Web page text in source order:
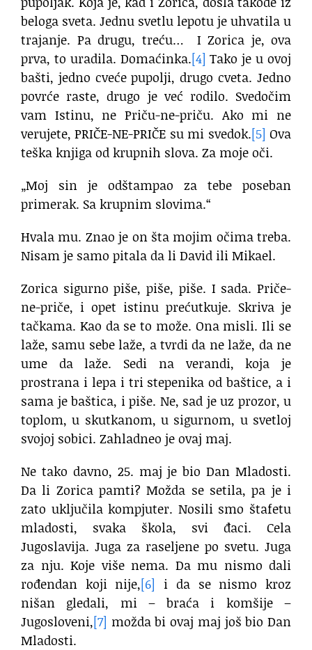
beloga sveta. Jednu svetlu lepotu je uhvatila u
trajanje. Pa drugu, treću… I Zorica je, ova
prva, to uradila. Domaćinka.[4] Tako je u ovoj
bašti, jedno cveće pupolji, drugo cveta. Jedno
povrće raste, drugo je već rodilo. Svedočim
vam Istinu, ne Priču-ne-priču. Ako mi ne
verujete, PRIČE-NE-PRIČE su mi svedok.[5] Ova
teška knjiga od krupnih slova. Za moje oči.
„Moj sin je odštampao za tebe poseban
primerak. Sa krupnim slovima.“
Hvala mu. Znao je on šta mojim očima treba.
Nisam je samo pitala da li David ili Mikael.
Zorica sigurno piše, piše, piše. I sada. Priče-
ne-priče, i opet istinu prećutkuje. Skriva je
tačkama. Kao da se to može. Ona misli. Ili se
laže, samu sebe laže, a tvrdi da ne laže, da ne
ume da laže. Sedi na verandi, koja je
prostrana i lepa i tri stepenika od baštice, a i
sama je baštica, i piše. Ne, sad je uz prozor, u
toplom, u skutkanom, u sigurnom, u svetloj
svojoj sobici. Zahladneo je ovaj maj.
Ne tako davno, 25. maj je bio Dan Mladosti.
Da li Zorica pamti? Možda se setila, pa je i
zato uključila kompjuter. Nosili smo štafetu
mladosti, svaka škola, svi đaci. Cela
Jugoslavija. Juga za raseljene po svetu. Juga
za nju. Koje više nema. Da mu nismo dali
rođendan koji nije,[6] i da se nismo kroz
nišan gledali, mi – braća i komšije –
Jugosloveni,[7] možda bi ovaj maj još bio Dan
Mladosti.